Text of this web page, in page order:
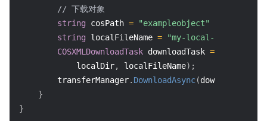
// 下载对象
string cosPath = "exampleobject"
string localFileName = "my-local-temp-file"
COSXMLDownloadTask downloadTask =
            localDir
, localFileName) ;
        transferManager
. DownloadAsync(downloadTask
}
}